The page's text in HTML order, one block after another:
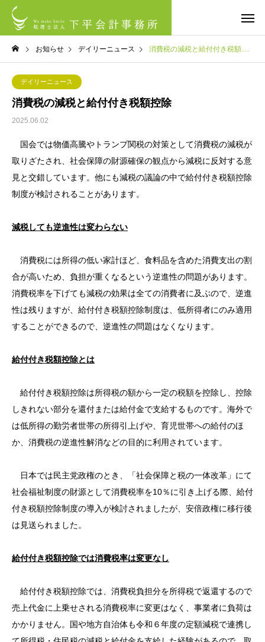
お知らせ デイリーニュース 消費税の減税と給付付き税額控除
デイリーニュース
消費税の減税と給付付き税額控除
2025.06.02
国会では物価高騰やトランプ関税の対策として消費税の減税が
取りざたされ、社会保障の財源確保の観点から減税に反対する意
見と交錯しています。他にも減税の議論の中で給付付き税額控除
制度が検討されることがあります。
減税しても逆進性は変わらない
消費税には所得の低い家計ほど、食料品を含めた消費支出の割
合が高いため、負担が重くなるという逆進性の問題があります。
消費税率を下げても減税の効果は全ての消費者に及ぶので、逆進
性は残りますが、給付付き税額控除制度は、低所得者にのみ適用
することができるので、逆進性の問題はなくなります。
給付付き税額控除とは
給付付き税額控除は所得税の額から一定の税額を控除し、控除
しきれない部分を還付または給付金で支給するものです。海外で
は低所得の勤労者世帯の所得引上げや、育児世帯への給付のほ
か、消費税の逆進性解消などの目的に利用されています。
日本では民主党政権のとき、「社会保障と税の一体改革」にて
社会福祉制度の財源として消費税率を10％に引き上げる際、給付
付き税額控除制度の導入が検討されましたが、安倍政権に移行後
は見送られました。
給付付き税額控除では消費税率は変更なし
給付付き税額控除では、消費税負担分を所得税で返還するので
売上代金に上乗せされる消費税率に変更はなく、事業者に負荷は
かかりません。国や地方自治体も令和６年度の定額減税で連携し